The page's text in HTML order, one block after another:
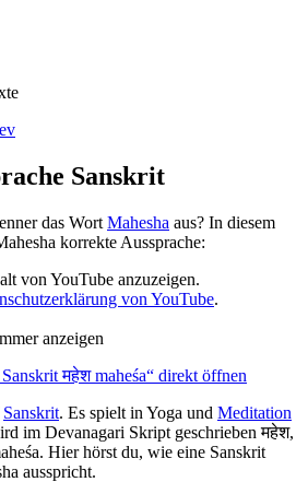
Sanskrit
das Wort Mahesha aus? In diesem
korrekte Aussprache:
von YouTube anzuzeigen.
von YouTube.
anzeigen
महेश maheśa“ direkt öffnen
Sanskrit. Es spielt in Yoga und Meditation
im Devanagari Skript geschrieben महेश,
Hier hörst du, wie eine Sanskrit
ausspricht.